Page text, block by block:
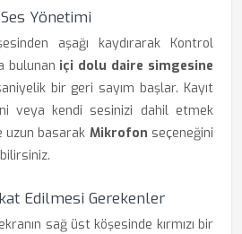
Yönetimi
aşağı kaydırarak Kontrol
bulunan içi dolu daire simgesine
bir geri sayım başlar. Kayıt
veya kendi sesinizi dahil etmek
uzun basarak Mikrofon seçeneğini
Edilmesi Gerekenler
sağ üst köşesinde kırmızı bir